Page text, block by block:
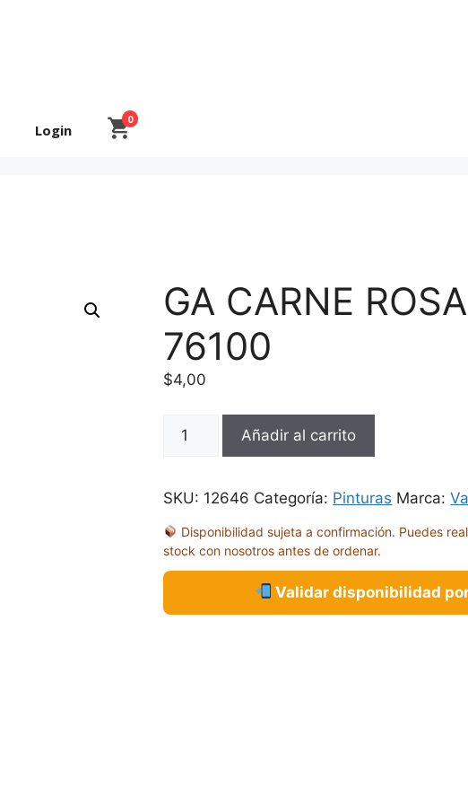
Login
0
GA CARNE
76100
$4,00
CARNE
18ML
cantidad
Añadir al carrito
SKU: 12646 Categoría: Pinturas Marca:
Disponibilidad sujeta a confirmación. Puedes
stock con nosotros antes de ordenar.
Validar disponibilidad